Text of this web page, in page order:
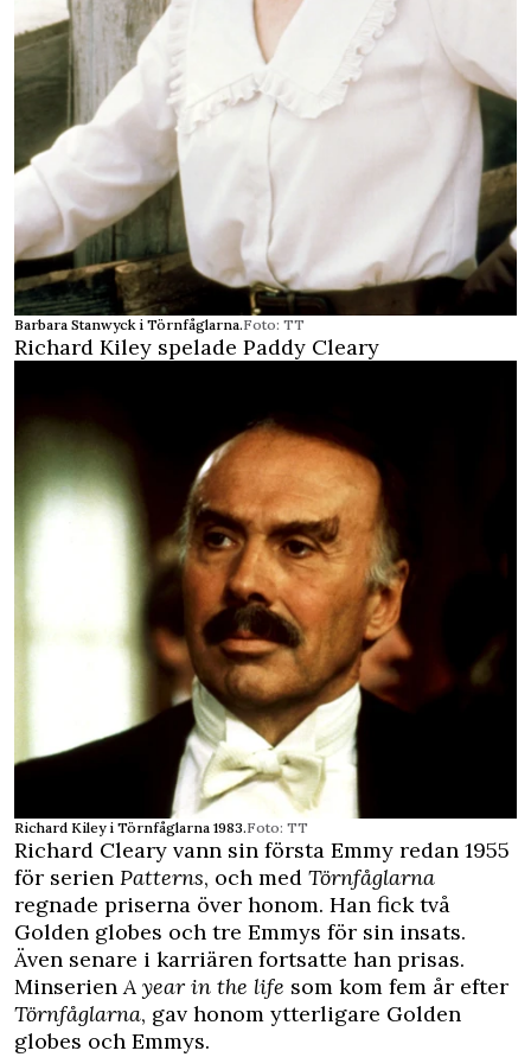
Barbara Stanwyck i Törnfåglarna.Foto: TT
Richard Kiley spelade Paddy Cleary
Richard Kiley i Törnfåglarna 1983.Foto: TT
Richard Cleary vann sin första Emmy redan 1955
för serien Patterns, och med Törnfåglarna
regnade priserna över honom. Han fick två
Golden globes och tre Emmys för sin insats.
Även senare i karriären fortsatte han prisas.
MinserienA year in the life som kom fem år efter
Törnfåglarna, gav honom ytterligare Golden
globes och Emmys.